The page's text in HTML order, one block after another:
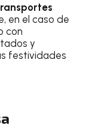
en el caso de
con
y
festividades